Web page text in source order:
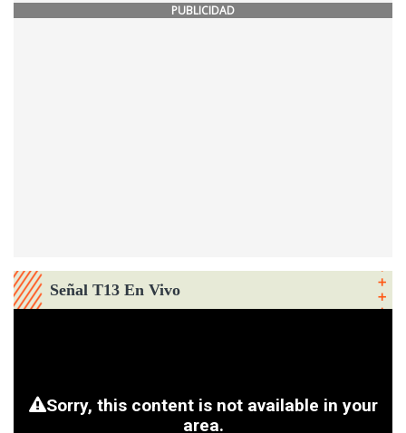
PUBLICIDAD
Señal T13 En Vivo